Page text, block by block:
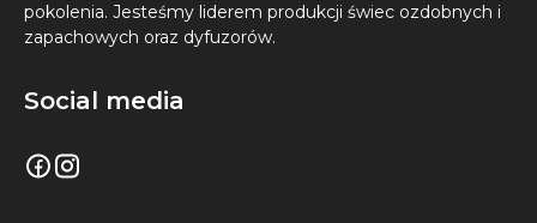
pokolenia. Jesteśmy liderem produkcji świec ozdobnych i
zapachowych oraz dyfuzorów.
Social media